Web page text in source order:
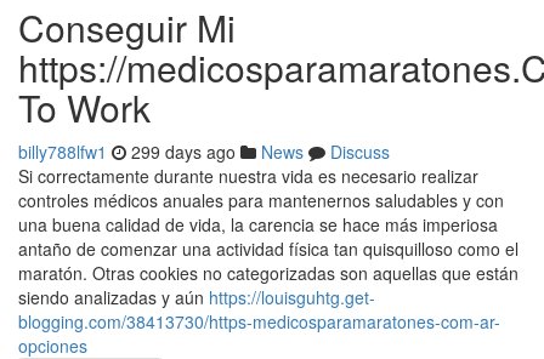
Conseguir Mi
https://
To Work
billy788lfw1 299 days ago News
Discuss
Si correctamente durante nuestra vida es necesario realizar
controles médicos anuales para mantenernos saludables y con
una buena calidad de vida, la carencia se hace más imperiosa
antaño de comenzar una actividad física tan quisquilloso como el
maratón. Otras cookies no categorizadas son aquellas que están
siendo analizadas y aún https://louisguhtg.get-
blogging.com/38413730/https-medicosparamaratones-com-ar-
opciones